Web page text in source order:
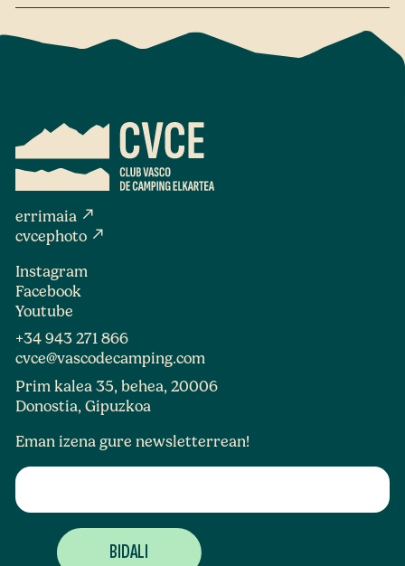
errimaia north_east
cvcephoto north_east
Instagram
Facebook
Youtube
+34 943 271 866
cvce@vascodecamping.com
Prim kalea 35, behea, 20006
Donostia, Gipuzkoa
Eman izena gure newsletterrean!